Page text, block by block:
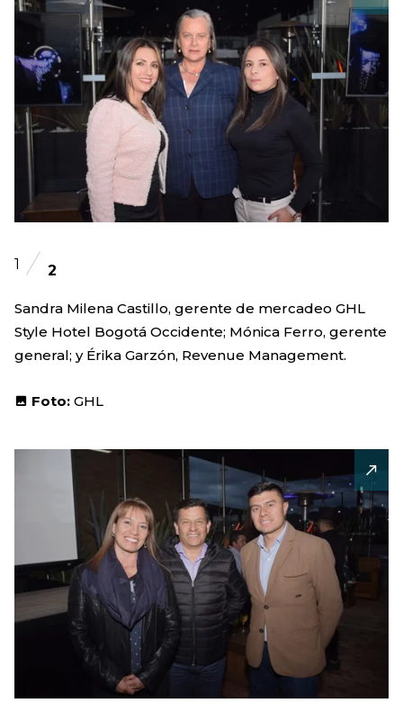
1 2
Sandra Milena Castillo, gerente de mercadeo GHL
Style Hotel Bogotá Occidente; Mónica Ferro, gerente
general; y Érika Garzón, Revenue Management.
Foto: GHL